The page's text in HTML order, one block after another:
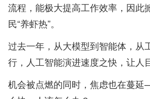
流程，能极大提高工作效率，因此
民“养虾热”。
过去一年，从大模型到智能体，从
行，人工智能演进速度之快，让人
机会被点燃的同时，焦虑也在蔓